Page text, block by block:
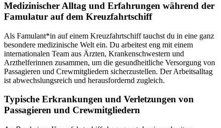
Medizinischer Alltag und Erfahrungen während der
Famulatur auf dem Kreuzfahrtschiff
Als Famulant*in auf einem Kreuzfahrtschiff tauchst du in eine ganz
besondere medizinische Welt ein. Du arbeitest eng mit einem
internationalen Team aus Ärzten, Krankenschwestern und
Arzthelferinnen zusammen, um die gesundheitliche Versorgung von
Passagieren und Crewmitgliedern sicherzustellen. Der Arbeitsalltag
ist abwechslungsreich und herausfordernd zugleich.
Typische Erkrankungen und Verletzungen von
Passagieren und Crewmitgliedern